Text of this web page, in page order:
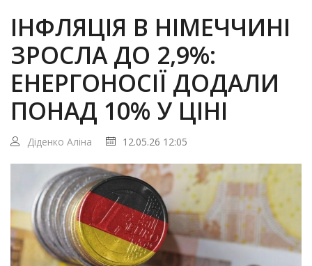
ІНФЛЯЦІЯ В НІМЕЧЧИНІ
ЗРОСЛА ДО 2,9%:
ЕНЕРГОНОСІЇ ДОДАЛИ
ПОНАД 10% У ЦІНІ
Діденко Аліна 12.05.26 12:05